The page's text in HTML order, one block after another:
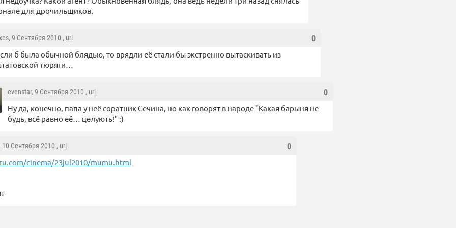
для дрочильщиков.
0
, 9 Сентября 2010 , url
б была обычной блядью, то врядли её стали бы экстренно вытаскивать из
тюряги…
0
evenstar, 9 Сентября 2010 , url
Ну да, конечно, папа у неё соратник Сечина, но как говорят в народе "Какая барыня не
будь, всё равно её… целують!" :)
0
10 Сентября 2010 , url
cinema/23jul2010/mumu.html